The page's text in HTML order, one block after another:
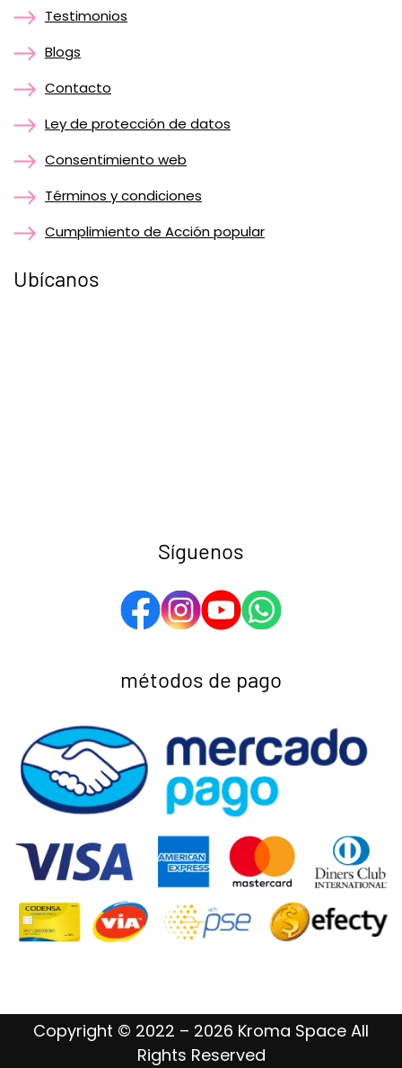
Testimonios
Blogs
Contacto
Ley de protección de datos
Consentimiento web
Términos y condiciones
Cumplimiento de Acción popular
Ubícanos
Síguenos
métodos de pago
Copyright © 2022 – 2026 Kroma Space All
Rights Reserved